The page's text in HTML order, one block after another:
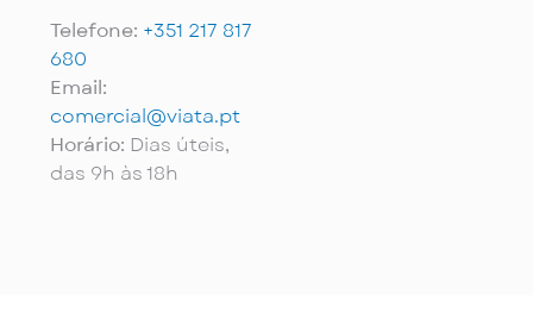
Telefone: +351 217 817
680
Email:
comercial@viata.pt
Horário: Dias úteis,
das 9h às 18h